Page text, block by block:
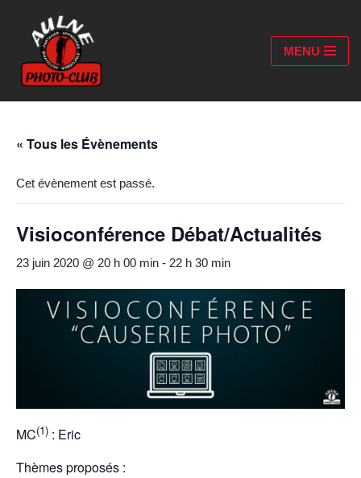
Aller
au
contenu
MENU
« Tous les Évènements
Cet évènement est passé.
Visioconférence Débat/Actualités
23 juin 2020 @ 20 h 00 min - 22 h 30 min
MC(1) : Eric
Thèmes proposés :